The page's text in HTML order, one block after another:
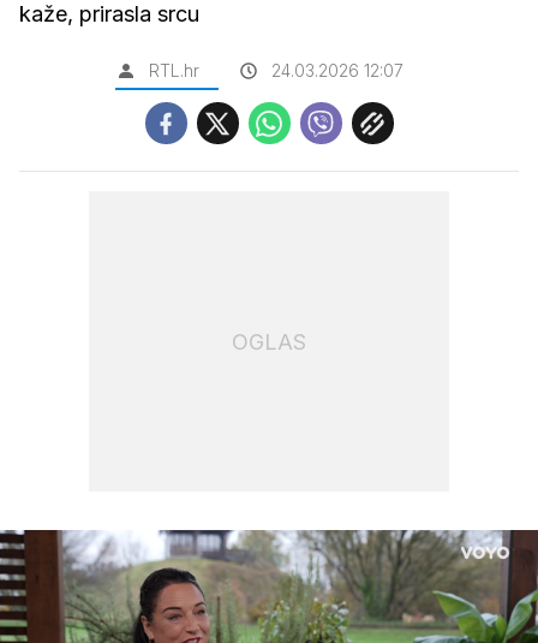
kaže, prirasla srcu
RTL.hr 24.03.2026 12:07
OGLAS